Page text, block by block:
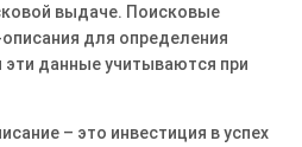
выдаче․ Поисковые
для определения
эти данные учитываются при
– это инвестиция в успех